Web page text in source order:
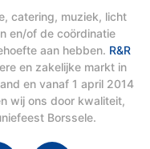
catering, muziek, licht
en/of de coördinatie
aan hebben. R&R
en zakelijke markt in
en vanaf 1 april 2014
wij ons door kwaliteit,
Borssele.